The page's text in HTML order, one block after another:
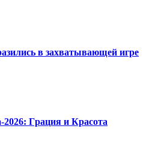
в захватывающей игре
Гpaция и Кpacoтa